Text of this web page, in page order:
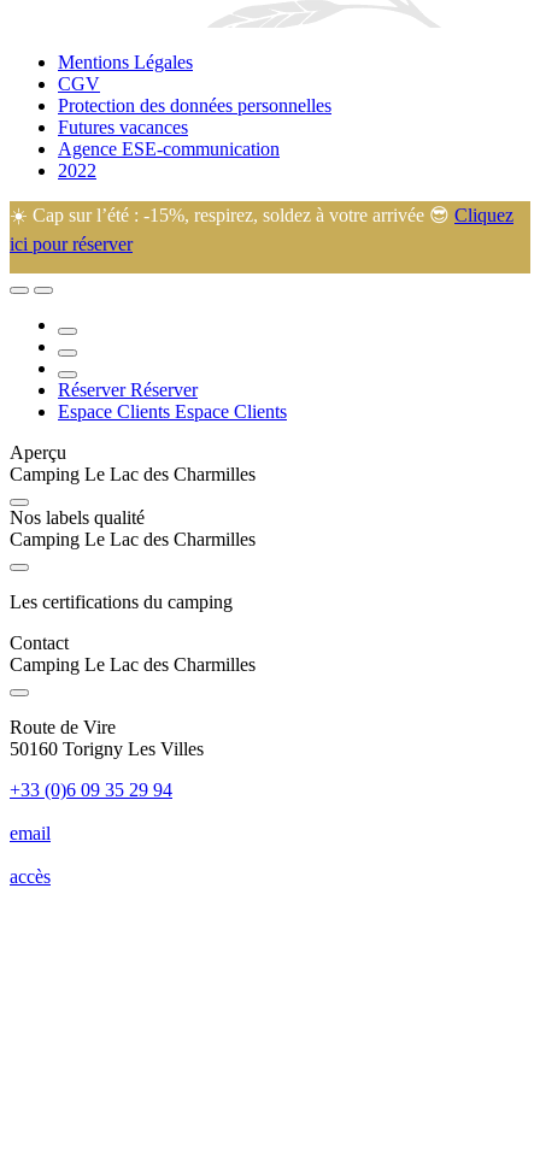
Mentions Légales
CGV
Protection des données personnelles
Futures vacances
Agence ESE-communication
2022
☀️ Cap sur l’été : -15%, respirez, soldez à votre arrivée 😎 Cliquez
ici pour réserver
🙂 Eugénie et Arnaud vous accueillent dans leur camping familial au
touristiques.
Réserver Réserver
Espace Clients Espace Clients
Aperçu
Camping Le Lac des Charmilles
Nos labels qualité
Camping Le Lac des Charmilles
Les certifications du camping
Contact
Camping Le Lac des Charmilles
Route de Vire
50160 Torigny Les Villes
+33 (0)6 09 35 29 94
email
accès